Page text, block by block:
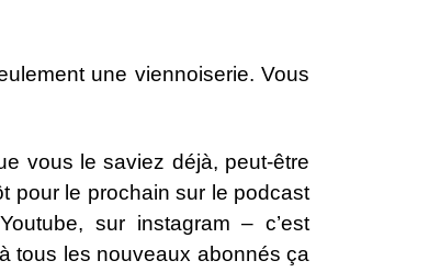
une viennoiserie. Vous
vous le saviez déjà, peut-être
pour le prochain sur le podcast
sur instagram – c’est
tous les nouveaux abonnés ça